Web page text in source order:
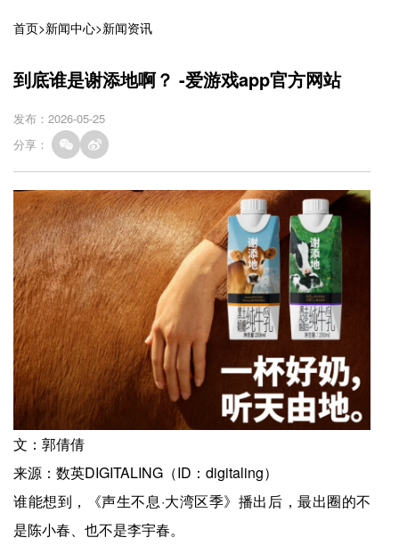
首页>新闻中心>新闻资讯
到底谁是谢添地啊？ -爱游戏app官方网站
发布：2026-05-25
分享：
文：郭倩倩
来源：数英DIGITALING（ID：digitaling）
谁能想到，《声生不息·大湾区季》播出后，最出圈的不
是陈小春、也不是李宇春。